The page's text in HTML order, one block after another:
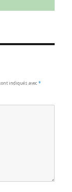
indiqués avec*